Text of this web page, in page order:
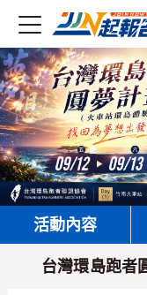
活動內容
台灣環島跑者